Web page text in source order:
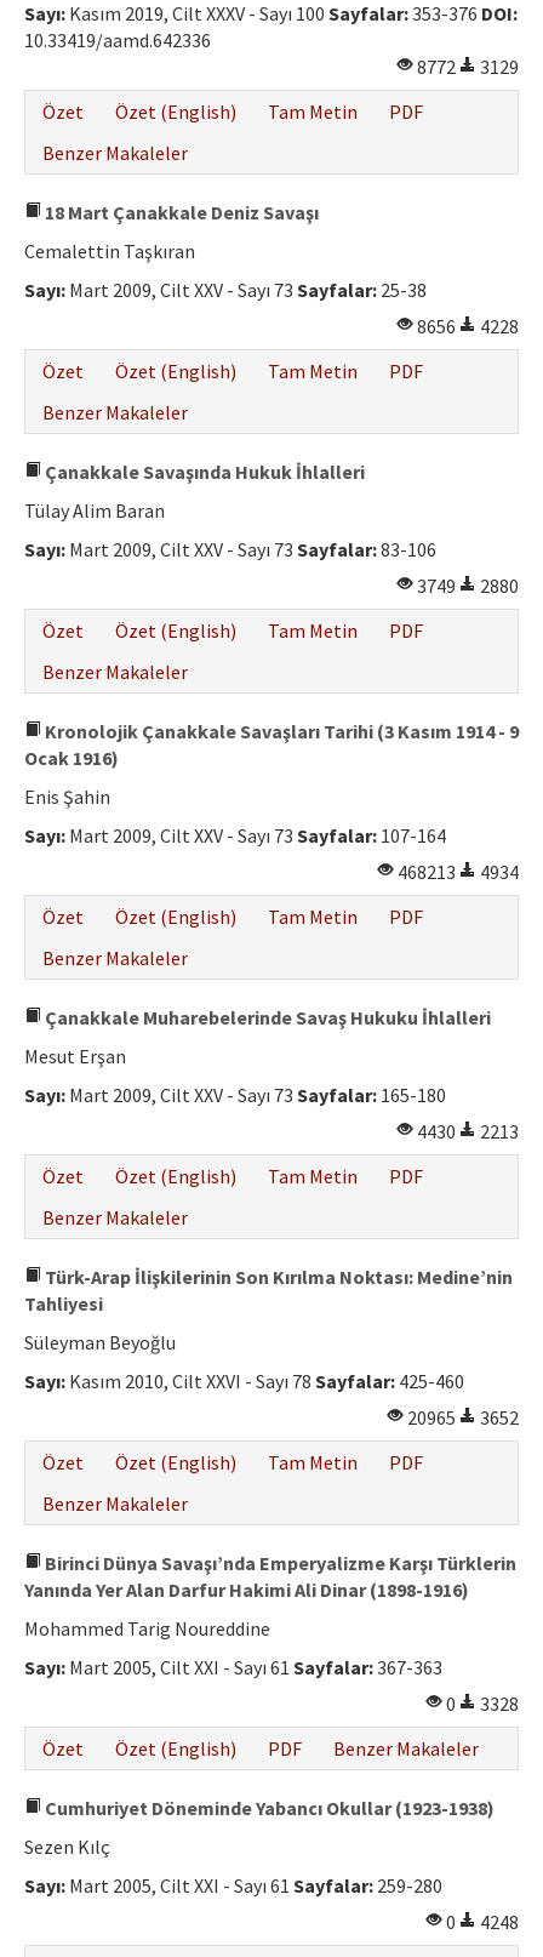
Sayı: Kasım 2019, Cilt XXXV - Sayı 100 Sayfalar:353-376 DOI:
10.33419/aamd.642336
8772
3129
Özet
Özet (English) Tam Metin
PDF
Benzer Makaleler
18 Mart Çanakkale Deniz Savaşı
Cemalettin Taşkıran
Sayı: Mart 2009, Cilt XXV - Sayı 73 Sayfalar: 25-38
8656
4228
Özet
Özet (English) Tam Metin
PDF
Benzer Makaleler
Çanakkale Savaşında Hukuk İhlalleri
Tülay Alim Baran
Sayı: Mart 2009, Cilt XXV - Sayı 73 Sayfalar:83-106
3749
2880
Özet
Özet (English) Tam Metin
PDF
Benzer Makaleler
Kronolojik Çanakkale Savaşları Tarihi (3 Kasım 1914 - 9
Ocak 1916)
Enis Şahin
Sayı: Mart 2009, Cilt XXV - Sayı 73 Sayfalar: 107-164
468213
4934
Özet
Özet (English) Tam Metin
PDF
Benzer Makaleler
Çanakkale Muharebelerinde Savaş Hukuku İhlalleri
Mesut Erşan
Sayı: Mart 2009, Cilt XXV - Sayı 73 Sayfalar: 165-180
4430
2213
Özet
Özet (English) Tam Metin
PDF
Benzer Makaleler
Türk-Arap İlişkilerinin Son Kırılma Noktası: Medine’nin
Tahliyesi
Süleyman Beyoğlu
Sayı: Kasım 2010, Cilt XXVI - Sayı 78 Sayfalar: 425-460
20965
3652
Özet
Özet (English) Tam Metin
PDF
Benzer Makaleler
Birinci Dünya Savaşı’nda Emperyalizme Karşı Türklerin
Yanında Yer Alan Darfur Hakimi Ali Dinar (1898-1916)
Mohammed Tarig Noureddine
Sayı: Mart 2005, Cilt XXI - Sayı 61 Sayfalar:367-363
0
3328
Özet
Özet (English) PDF Benzer Makaleler
Cumhuriyet Döneminde Yabancı Okullar (1923-1938)
Sezen Kılç
Sayı: Mart 2005, Cilt XXI - Sayı 61 Sayfalar: 259-280
0
4248